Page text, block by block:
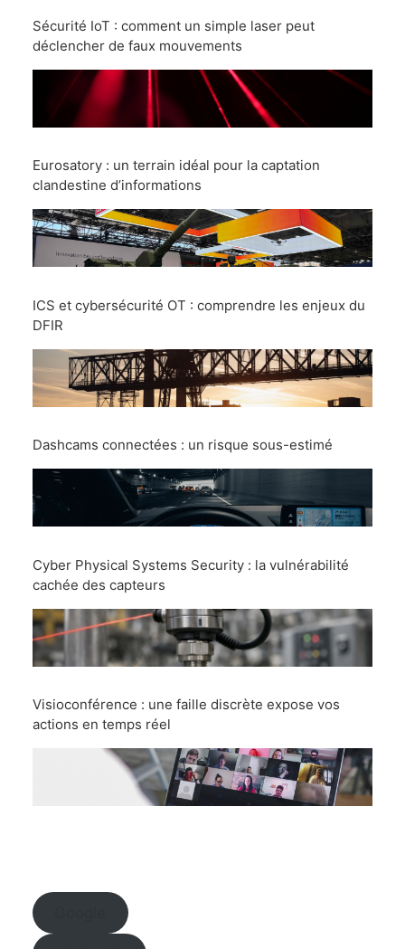
Sécurité IoT : comment un simple laser peut
déclencher de faux mouvements
Eurosatory : un terrain idéal pour la captation
clandestine d’informations
ICS et cybersécurité OT : comprendre les enjeux du
DFIR
Dashcams connectées : un risque sous-estimé
Cyber Physical Systems Security : la vulnérabilité
cachée des capteurs
Visioconférence : une faille discrète expose vos
actions en temps réel